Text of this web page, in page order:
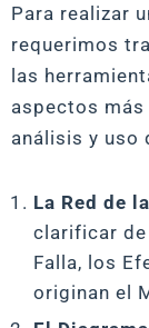
Para realizar
requerimos
las
aspectos
análisis y uso
La Red de
clarificar
Falla, los
originan el